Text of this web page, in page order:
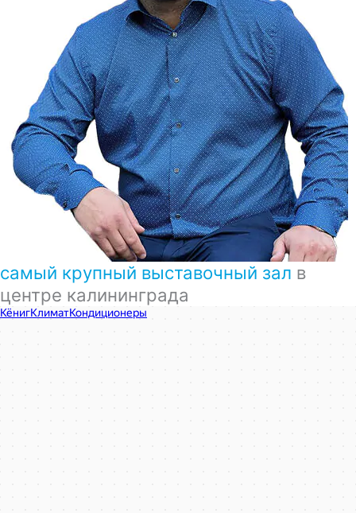
самый крупный выставочный зал в
центре калининграда
КёнигКлимат
Кондиционеры в Калининграде